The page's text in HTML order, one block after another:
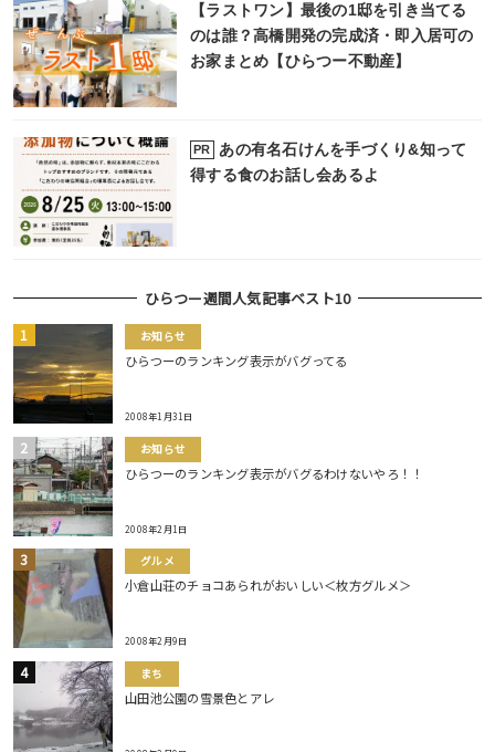
【ラストワン】最後の1邸を引き当てる
のは誰？高橋開発の完成済・即入居可の
お家まとめ【ひらつー不動産】
PR
あの有名石けんを手づくり&知って
得する食のお話し会あるよ
ひらつー週間人気記事ベスト10
お知らせ
ひらつーのランキング表示がバグってる
2008年1月31日
お知らせ
ひらつーのランキング表示がバグるわけないやろ！！
2008年2月1日
グルメ
小倉山荘のチョコあられがおいしい＜枚方グルメ＞
2008年2月9日
まち
山田池公園の雪景色とアレ